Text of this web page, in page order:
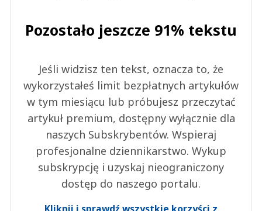
Pozostało jeszcze 91% tekstu
Jeśli widzisz ten tekst, oznacza to, że
wykorzystałeś limit bezpłatnych artykułów
w tym miesiącu lub próbujesz przeczytać
artykuł premium, dostępny wyłącznie dla
naszych Subskrybentów. Wspieraj
profesjonalne dziennikarstwo. Wykup
subskrypcję i uzyskaj nieograniczony
dostęp do naszego portalu.